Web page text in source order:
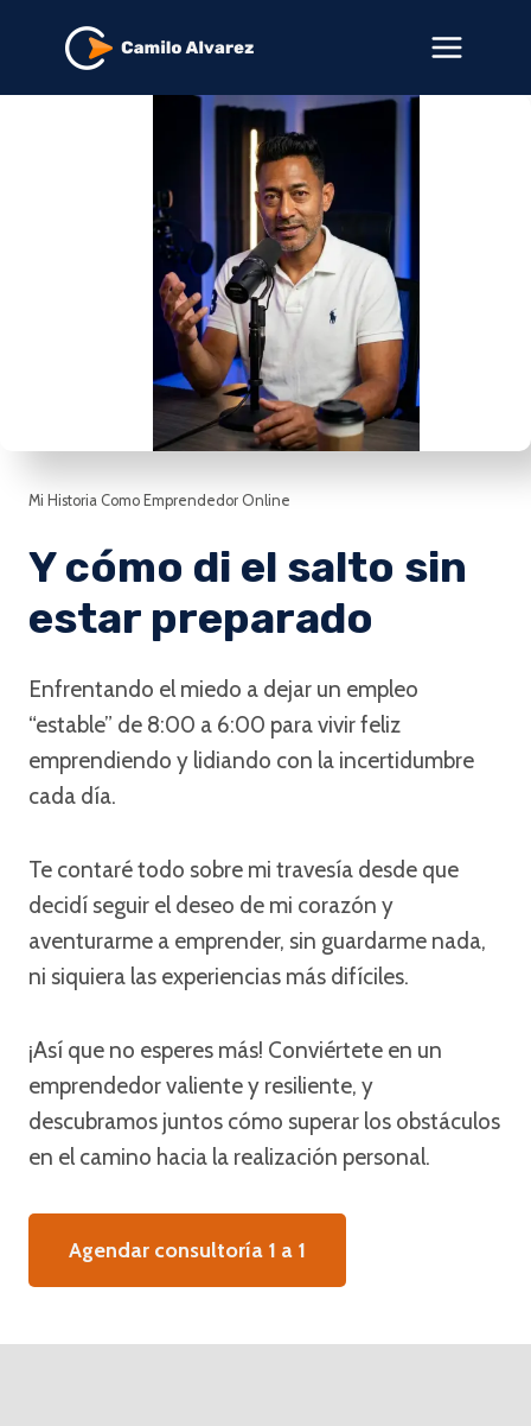
Mi Historia Como Emprendedor Online
Y cómo di el salto sin
estar preparado
Enfrentando el miedo a dejar un empleo
“estable” de 8:00 a 6:00 para vivir feliz
emprendiendo y lidiando con la incertidumbre
cada día.
Te contaré todo sobre mi travesía desde que
decidí seguir el deseo de mi corazón y
aventurarme a emprender, sin guardarme nada,
ni siquiera las experiencias más difíciles.
¡Así que no esperes más! Conviértete en un
emprendedor valiente y resiliente, y
descubramos juntos cómo superar los obstáculos
en el camino hacia la realización personal.
Agendar consultoría 1 a 1